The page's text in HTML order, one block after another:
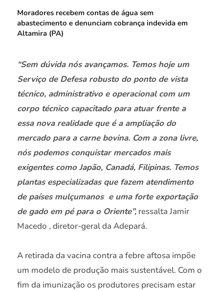
Moradores recebem contas de água sem
abastecimento e denunciam cobrança indevida em
Altamira (PA)
“Sem dúvida nós avançamos. Temos hoje um
Serviço de Defesa robusto do ponto de vista
técnico, administrativo e operacional com um
corpo técnico capacitado para atuar frente a
essa nova realidade que é a ampliação do
mercado para a carne bovina. Com a zona livre,
nós podemos conquistar mercados mais
exigentes como Japão, Canadá, Filipinas. Temos
plantas especializadas que fazem atendimento
de países mulçumanos e uma forte exportação
de gado em pé para o Oriente”, ressalta Jamir
Macedo , diretor-geral da Adepará.
A retirada da vacina contra a febre aftosa impõe
um modelo de produção mais sustentável. Com o
fim da imunização os produtores precisam estar